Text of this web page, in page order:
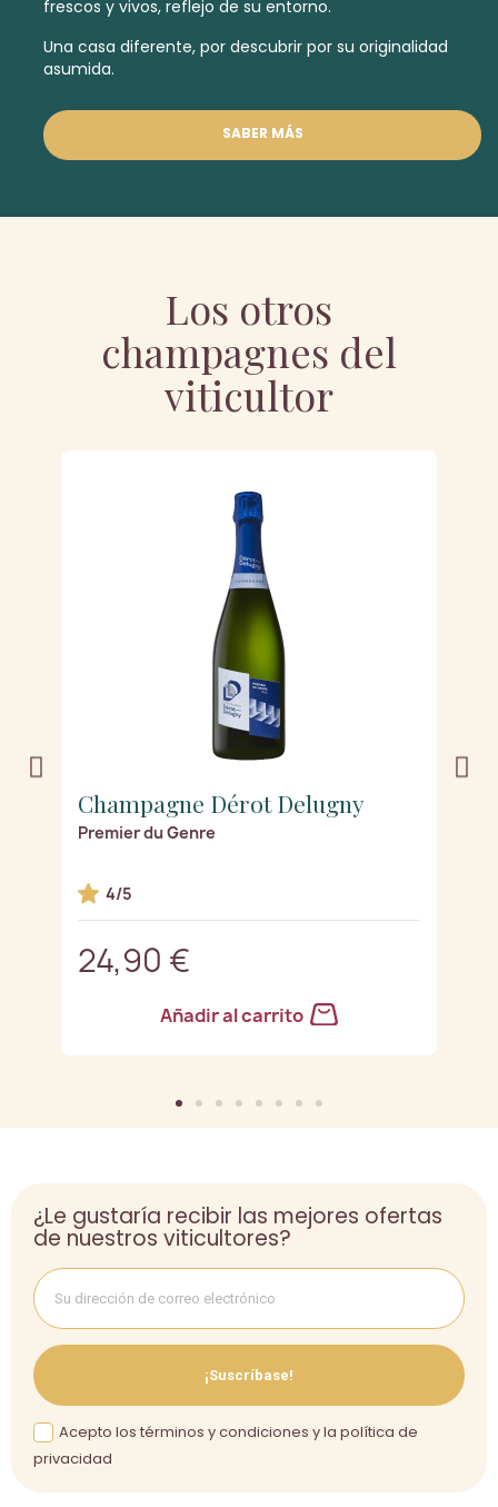
frescos y vivos, reflejo de su entorno.
Una casa diferente, por descubrir por su originalidad
asumida.
SABER MÁS
Los otros
champagnes del
viticultor
Champagne Dérot Delugny
Premier du Genre
4/5
24,90 €
Añadir al carrito
¿Le gustaría recibir las mejores ofertas
de nuestros viticultores?
¡Suscríbase!
Acepto los términos y condiciones y la política de
privacidad